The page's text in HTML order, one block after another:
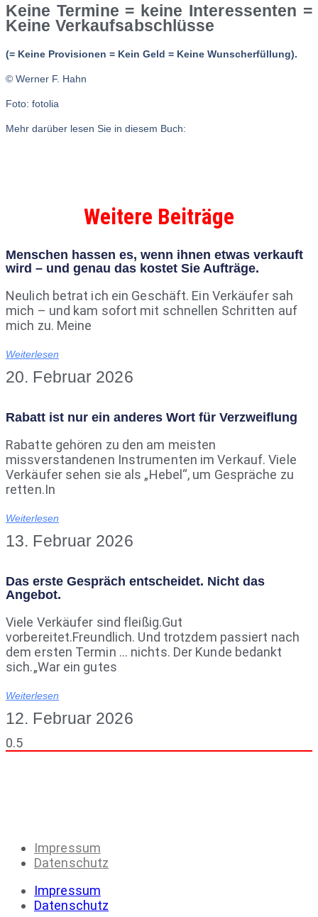
Keine Termine = keine Interessenten =
Keine Verkaufsabschlüsse
(= Keine Provisionen = Kein Geld = Keine Wunscherfüllung).
© Werner F. Hahn
Foto: fotolia
Mehr darüber lesen Sie in diesem Buch:
Weitere Beiträge
Menschen hassen es, wenn ihnen etwas verkauft
wird – und genau das kostet Sie Aufträge.
Neulich betrat ich ein Geschäft. Ein Verkäufer sah
mich – und kam sofort mit schnellen Schritten auf
mich zu. Meine
Weiterlesen
20. Februar 2026
Rabatt ist nur ein anderes Wort für Verzweiflung
Rabatte gehören zu den am meisten
missverstandenen Instrumenten im Verkauf. Viele
Verkäufer sehen sie als „Hebel“, um Gespräche zu
retten.In
Weiterlesen
13. Februar 2026
Das erste Gespräch entscheidet. Nicht das
Angebot.
Viele Verkäufer sind fleißig.Gut
vorbereitet.Freundlich. Und trotzdem passiert nach
dem ersten Termin … nichts. Der Kunde bedankt
sich.„War ein gutes
Weiterlesen
12. Februar 2026
Impressum
Datenschutz
Impressum
Datenschutz